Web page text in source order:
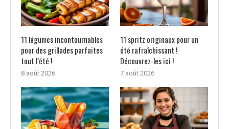
11 légumes incontournables
pour des grillades parfaites
tout l’été !
8 août 2026
11 spritz originaux pour un
été rafraîchissant !
Découvrez-les ici !
7 août 2026